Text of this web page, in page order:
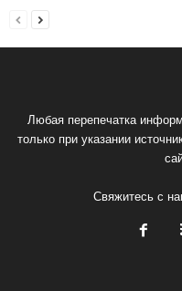
Любая перепечатка
только при указании
Свяжитесь с